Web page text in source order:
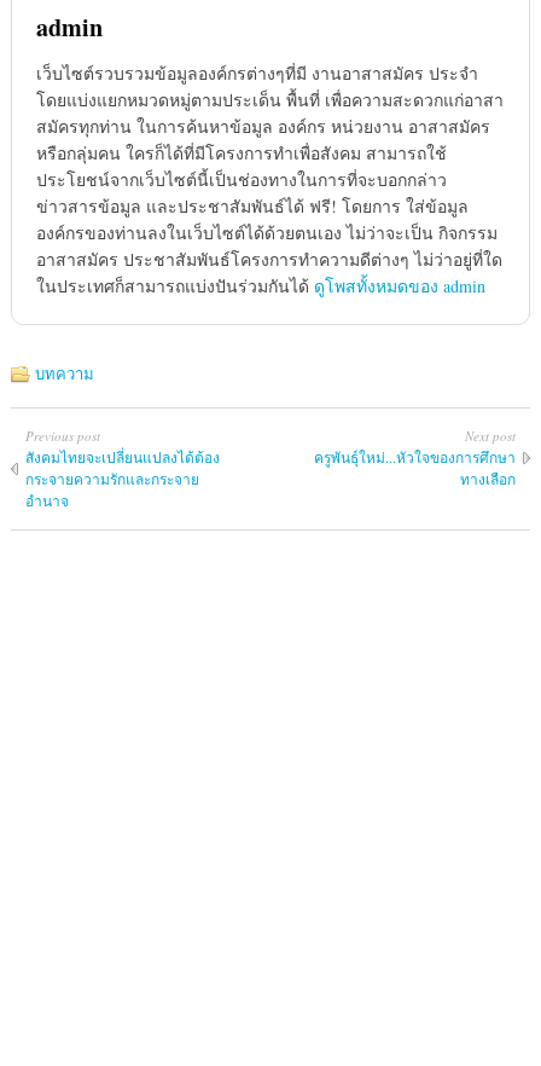
admin
เว็บไซต์รวบรวมข้อมูลองค์กรต่างๆที่มี งานอาสาสมัคร ประจำ
โดยแบ่งแยกหมวดหมู่ตามประเด็น พื้นที่ เพื่อความสะดวกแก่อาสา
สมัครทุกท่าน ในการค้นหาข้อมูล องค์กร หน่วยงาน อาสาสมัคร
หรือกลุ่มคน ใครก็ได้ที่มีโครงการทำเพื่อสังคม สามารถใช้
ประโยชน์จากเว็บไซต์นี้เป็นช่องทางในการที่จะบอกกล่าว
ข่าวสารข้อมูล และประชาสัมพันธ์ได้ ฟรี! โดยการ ใส่ข้อมูล
องค์กรของท่านลงในเว็บไซต์ได้ด้วยตนเอง ไม่ว่าจะเป็น กิจกรรม
อาสาสมัคร ประชาสัมพันธ์โครงการทำความดีต่างๆ ไม่ว่าอยู่ที่ใด
ในประเทศก็สามารถแบ่งปันร่วมกันได้ ดูโพสทั้งหมดของ admin
บทความ
Previous post
สังคมไทยจะเปลี่ยนแปลงได้ต้อง
กระจายความรักและกระจาย
อำนาจ
Next post
ครูพันธุ์ใหม่...หัวใจของการศึกษา
ทางเลือก